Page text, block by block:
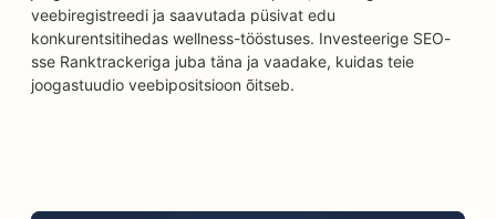
veebiregistreedi ja saavutada püsivat edu
konkurentsitihedas wellness-tööstuses. Investeerige SEO-
sse Ranktrackeriga juba täna ja vaadake, kuidas teie
joogastuudio veebipositsioon õitseb.